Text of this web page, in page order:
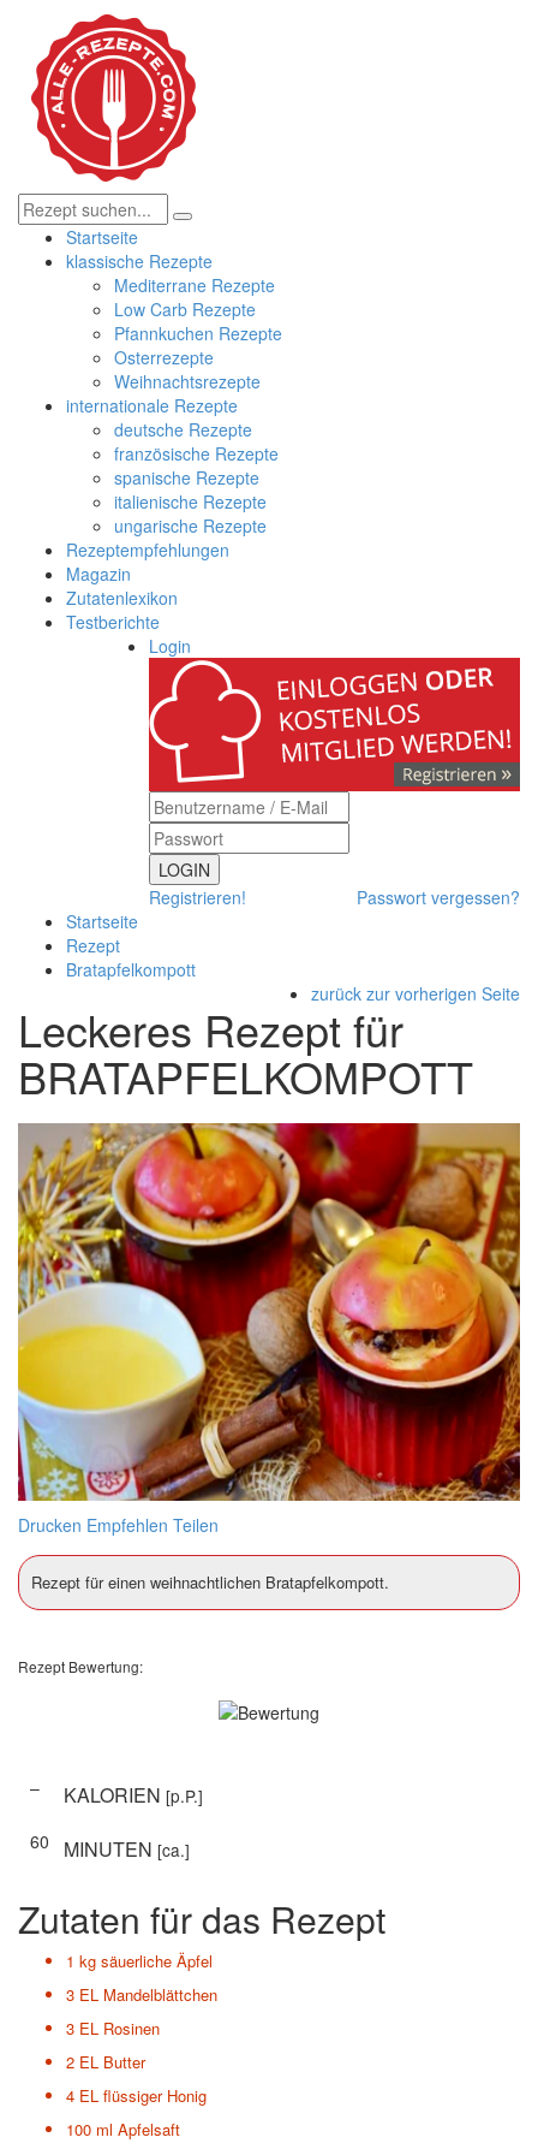
Startseite
klassische Rezepte
Mediterrane Rezepte
Low Carb Rezepte
Pfannkuchen Rezepte
Osterrezepte
Weihnachtsrezepte
internationale Rezepte
deutsche Rezepte
französische Rezepte
spanische Rezepte
italienische Rezepte
ungarische Rezepte
Rezeptempfehlungen
Magazin
Zutatenlexikon
Testberichte
Login
LOGIN
Registrieren!
Passwort vergessen?
Startseite
Rezept
Bratapfelkompott
zurück zur vorherigen Seite
Leckeres Rezept für
BRATAPFELKOMPOTT
Drucken Empfehlen Teilen
Rezept für einen weihnachtlichen Bratapfelkompott.
Rezept Bewertung:
– KALORIEN [p.P.]
60
MINUTEN [ca.]
Zutaten für das Rezept
1 kg säuerliche Äpfel
3 EL Mandelblättchen
3 EL Rosinen
2 EL Butter
4 EL flüssiger Honig
100 ml Apfelsaft